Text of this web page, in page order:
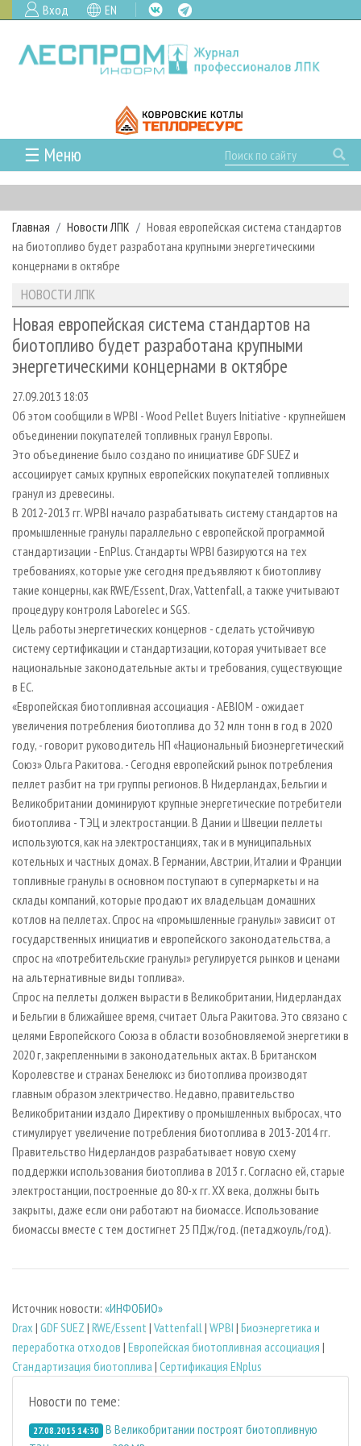
Вход EN
☰ Меню
ГЛАВНАЯ
РУБРИКИ И ТЕМЫ
РУБРИКИ ЖУРНАЛА
ЛЕСНОЕ ХОЗЯЙСТВО
ЛЕСОЗАГОТОВКА
ЛЕСОПИЛЕНИЕ
ДЕРЕВООБРАБОТКА
СУШКА ДРЕВЕСИНЫ
ПРОИЗВОДСТВО ДРЕВЕСНЫХ ПЛИТ
ДЕРЕВЯННОЕ ДОМОСТРОЕНИЕ
ПРОИЗВОДСТВО МЕБЕЛИ
БИОЭНЕРГЕТИКА
ЦБП
ИНСТРУМЕНТ И МАТЕРИАЛЫ
НОВОСТИ
КАЛЕНДАРЬ СОБЫТИЙ
НОВОСТИ ЛПК
НОВОСТИ ЖУРНАЛА
НОВОСТИ КОМПАНИЙ
ПРОЕКТЫ ЛПИ
АНАЛИТИКА
ПРЕДПРИЯТИЯ ЛПК
ЛЕСНЫЕ РЕГИОНЫ РОССИИ
ПЕРСОНЫ
МОБИЛЬНЫЕ ВЫСТАВКИ
ОФИЦИАЛЬНЫЕ ДЕЛЕГАЦИИ
ПРИОРИТЕТНЫЕ ИНВЕСТПРОЕКТЫ
RUSSIAN FORESTRY REVIEW
ГАЗЕТА ЛЕСПРОМФОРУМ
БИБЛИОТЕКА СПЕЦИАЛИСТА
АРХИВ
АРХИВ ЖУРНАЛОВ
СТАТЬИ
О ЖУРНАЛЕ
ПОДПИСКА
КОНТАКТЫ
РЕКЛАМОДАТЕЛЯМ
РЕКЛАМА
РЕКЛАМА НА САЙТЕ
Главная Новости ЛПК
Новая европейская система стандартов
на биотопливо будет разработана крупными энергетическими
концернами в октябре
НОВОСТИ ЛПК
Новая европейская система стандартов на
биотопливо будет разработана крупными
энергетическими концернами в октябре
27.09.2013 18:03
Об этом сообщили в WPBI - Wood Pellet Buyers Initiative - крупнейшем
объединении покупателей топливных гранул Европы.
Это объединение было создано по инициативе GDF SUEZ и
ассоциирует самых крупных европейских покупателей топливных
гранул из древесины.
В 2012-2013 гг. WPBI начало разрабатывать систему стандартов на
промышленные гранулы параллельно с европейской программой
стандартизации - EnPlus. Стандарты WPBI базируются на тех
требованиях, которые уже сегодня предъявляют к биотопливу
такие концерны, как RWE/Essent, Drax, Vattenfall, а также учитывают
процедуру контроля Laborelec и SGS.
Цель работы энергетических концернов - сделать устойчивую
систему сертификации и стандартизации, которая учитывает все
национальные законодательные акты и требования, существующие
в ЕС.
«Европейская биотопливная ассоциация - AEBIOM - ожидает
увеличения потребления биотоплива до 32 млн тонн в год в 2020
году, - говорит руководитель НП «Национальный Биоэнергетический
Союз» Ольга Ракитова. - Сегодня европейский рынок потребления
пеллет разбит на три группы регионов. В Нидерландах, Бельгии и
Великобритании доминируют крупные энергетические потребители
биотоплива - ТЭЦ и электростанции. В Дании и Швеции пеллеты
используются, как на электростанциях, так и в муниципальных
котельных и частных домах. В Германии, Австрии, Италии и Франции
топливные гранулы в основном поступают в супермаркеты и на
склады компаний, которые продают их владельцам домашних
котлов на пеллетах. Спрос на «промышленные гранулы» зависит от
государственных инициатив и европейского законодательства, а
спрос на «потребительские гранулы» регулируется рынков и ценами
на альтернативные виды топлива».
Спрос на пеллеты должен вырасти в Великобритании, Нидерландах
и Бельгии в ближайшее время, считает Ольга Ракитова. Это связано с
целями Европейского Союза в области возобновляемой энергетики в
2020 г, закрепленными в законодательных актах. В Британском
Королевстве и странах Бенелюкс из биотоплива производят
главным образом электричество. Недавно, правительство
Великобритании издало Директиву о промышленных выбросах, что
стимулирует увеличение потребления биотоплива в 2013-2014 гг.
Правительство Нидерландов разрабатывает новую схему
поддержки использования биотоплива в 2013 г. Согласно ей, старые
электростанции, построенные до 80-х гг. ХХ века, должны быть
закрыты, даже если они работают на биомассе. Использование
биомассы вместе с тем достигнет 25 ПДж/год. (петаджоуль/год).
Источник новости: «ИНФОБИО»
Drax | GDF SUEZ | RWE/Essent | Vattenfall| WPBI | Биoэнергетика и
переработка отходов | Европейская биотопливная ассоциация |
Стандартизация биотоплива | Сертификация ENplus
Новости по теме:
27.08.2015 14:30 В Великобритании построят биотопливную